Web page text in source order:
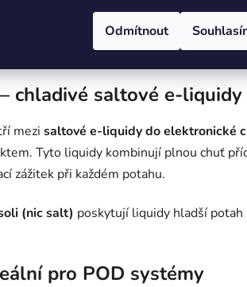
Odmítnout
černý rybíz)
O
v
l
d
a
p
r
y
chladivé saltové e-liquidy
mezi saltové e-liquidy do elektronické
Tyto liquidy kombinují plnou chuť
zážitek při každém potahu.
(nic salt) poskytují liquidy hladší
pro POD systémy